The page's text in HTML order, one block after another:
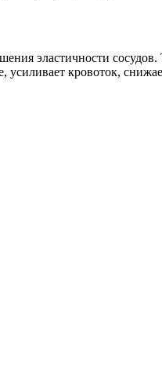
эластичности
кровоток,